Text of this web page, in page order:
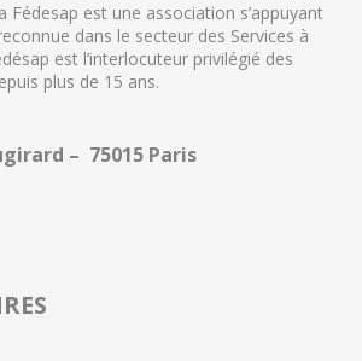
Fédesap est une association s’appuyant
dans le secteur des Services à
est l’interlocuteur privilégié des
plus de 15 ans.
– 75015 Paris